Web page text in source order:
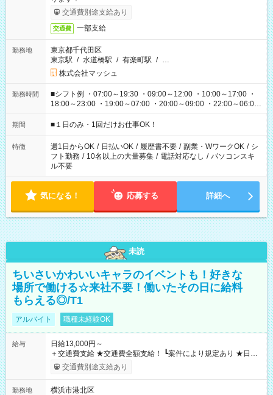
交通費別途支給あり
交通費 一部支給
勤務地
東京都千代田区
東京駅 / 水道橋駅 / 有楽町駅 / …
株式会社マッシュ
勤務時間
■シフト例 ・07:00～19:30 ・09:00～12:00 ・10:00～17:00 ・
18:00～23:00 ・19:00～07:00 ・20:00～09:00 ・22:00～06:00
etc ★最短で3時間で5,120円のお仕事から 15時間で2万円近く稼
げるお仕事も！ ご希望のお時間に合わせてご紹介！ ※シフトは
ください！
期間 ■１日のみ・1回だけお仕事OK！
特徴 週1日からOK / 日払いOK / 履歴書不要 / 副業・WワークOK / シ
フト勤務 / 10名以上の大量募集 / 電話対応なし / パソコンスキ
ル不要
気になる！ 応募する 詳細へ
未読
ちいさいかわいいキャラのイベントも！好きな
場所で働ける☆来社不要！働いたその日に給料
もらえる◎/T1
アルバイト 職種未経験OK
給与
日給13,000円～
＋交通費支給 ★交通費全額支給！ ┗案件により規定あり ★日払
いOK！（規定あり） ┗働いたその日に現金GET♪ お仕事後はコ
ンビニATMから 日払い分を引き落とせます！ 【試用期間】試
交通費別途支給あり
勤務地
横浜市港北区